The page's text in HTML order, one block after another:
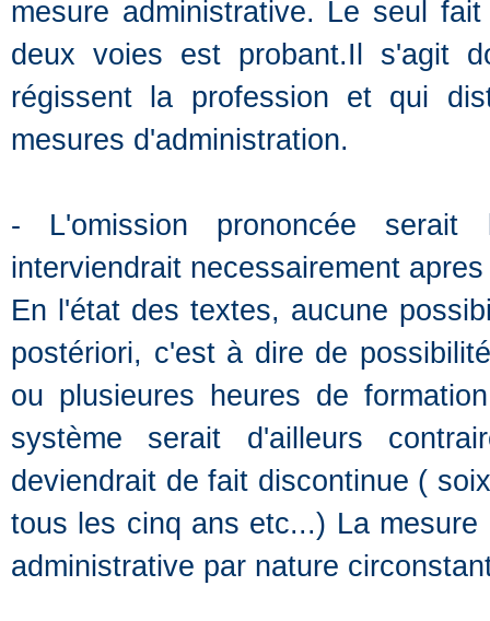
mesure administrative. Le seul
deux voies est probant.Il s'agit
régissent la profession et qui
mesures d'administration.
- L'omission prononcée serait
interviendrait necessairement
En l'état des textes, aucune
postériori, c'est à dire de
ou plusieures heures de
système serait d'ailleurs
deviendrait de fait discontinue (
tous les cinq ans etc...) La
administrative par nature